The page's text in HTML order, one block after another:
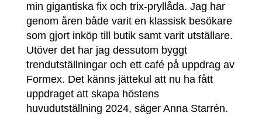
min gigantiska fix och trix-pryllåda. Jag har
genom åren både varit en klassisk besökare
som gjort inköp till butik samt varit utställare.
Utöver det har jag dessutom byggt
trendutställningar och ett café på uppdrag av
Formex. Det känns jättekul att nu ha fått
uppdraget att skapa höstens
huvudutställning 2024, säger Anna Starrén.